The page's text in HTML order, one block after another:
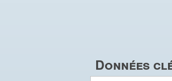
Données